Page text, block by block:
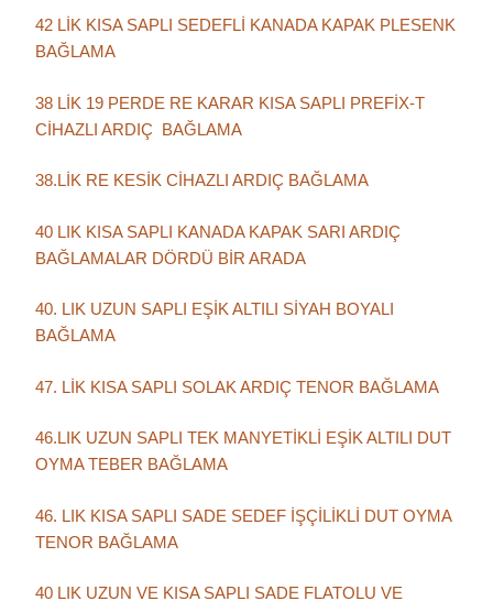
42 LİK KISA SAPLI SEDEFLİ KANADA KAPAK PLESENK
BAĞLAMA
38 LİK 19 PERDE RE KARAR KISA SAPLI PREFİX-T
CİHAZLI ARDIÇ BAĞLAMA
38.LİK RE KESİK CİHAZLI ARDIÇ BAĞLAMA
40 LIK KISA SAPLI KANADA KAPAK SARI ARDIÇ
BAĞLAMALAR DÖRDÜ BİR ARADA
40. LIK UZUN SAPLI EŞİK ALTILI SİYAH BOYALI
BAĞLAMA
47. LİK KISA SAPLI SOLAK ARDIÇ TENOR BAĞLAMA
46.LIK UZUN SAPLI TEK MANYETİKLİ EŞİK ALTILI DUT
OYMA TEBER BAĞLAMA
46. LIK KISA SAPLI SADE SEDEF İŞÇİLİKLİ DUT OYMA
TENOR BAĞLAMA
40 LIK UZUN VE KISA SAPLI SADE FLATOLU VE